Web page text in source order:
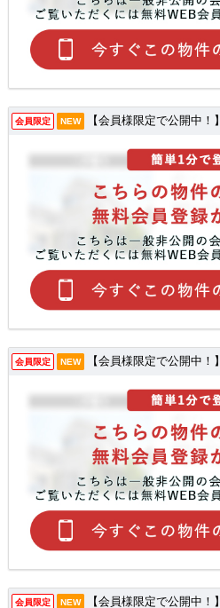
会員限定 NEW 【会員様限定で公開中！】
会員限定 NEW 【会員様限定で公開中！】
会員限定 NEW 【会員様限定で公開中！】